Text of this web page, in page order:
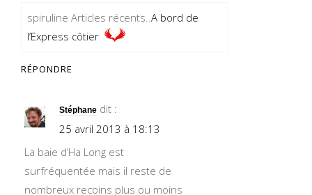
spiruline Articles récents..A bord de
l’Express côtier
RÉPONDRE
Stéphane dit :
25 avril 2013 à 18:13
La baie d’Ha Long est
surfréquentée mais il reste de
nombreux recoins plus ou moins